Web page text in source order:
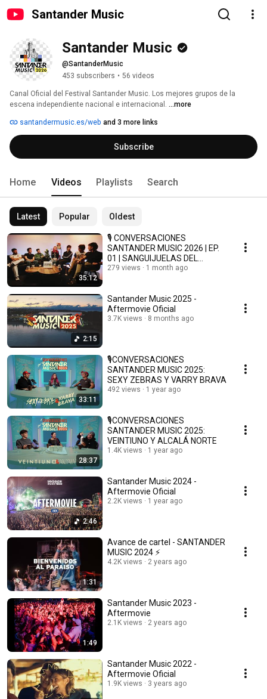
Santander Music
Santander Music
@SantanderMusic
453 subscribers • 56 videos
Canal Oficial del Festival Santander Music. Los mejores grupos de la
escena independiente nacional e internacional. ...more
santandermusic.es/web and 3 more links
Subscribe
Home Videos Playlists Search
Latest Popular Oldest
35:12
🎙️ CONVERSACIONES
SANTANDER MUSIC 2026 | EP.
01 | SANGUIJUELAS DEL
GUADIANA & LA PALOMA
279 views 1 month ago
2:15
Santander Music 2025 -
Aftermovie Oficial
3.7K views 8 months ago
33:11
🎙️CONVERSACIONES
SANTANDER MUSIC 2025:
SEXY ZEBRAS Y VARRY BRAVA
492 views 1 year ago
28:37
🎙️CONVERSACIONES
SANTANDER MUSIC 2025:
VEINTIUNO Y ALCALÁ NORTE
1.4K views 1 year ago
2:46
Santander Music 2024 -
Aftermovie Oficial
2.2K views 1 year ago
1:31
Avance de cartel - SANTANDER
MUSIC 2024 ⚡
4.2K views 2 years ago
1:49
Santander Music 2023 -
Aftermovie
2.1K views 2 years ago
Santander Music 2022 -
Aftermovie Oficial
1.9K views 3 years ago